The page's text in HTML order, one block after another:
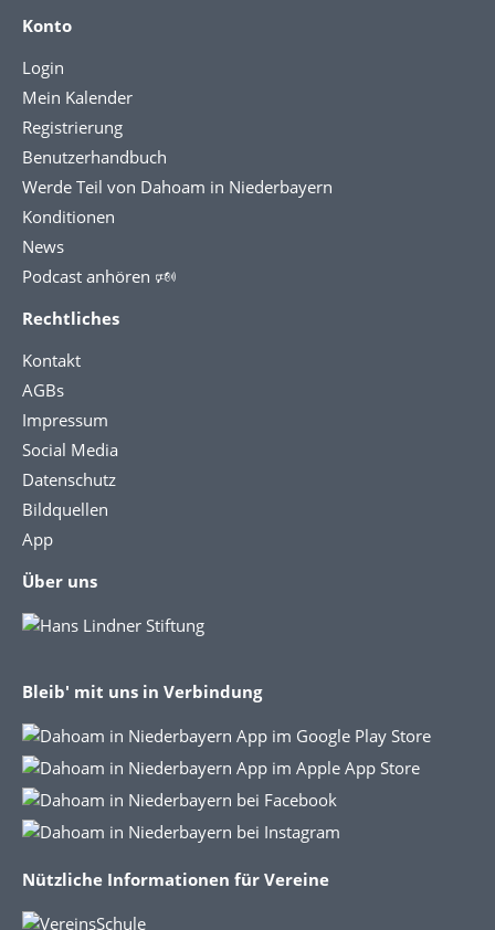
Konto
Login
Mein Kalender
Registrierung
Benutzerhandbuch
Werde Teil von Dahoam in Niederbayern
Konditionen
News
Podcast anhören 🕬
Rechtliches
Kontakt
AGBs
Impressum
Social Media
Datenschutz
Bildquellen
App
Über uns
Bleib' mit uns in Verbindung
Nützliche Informationen für Vereine